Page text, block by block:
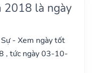
2018 là ngày
- Xem ngày tốt
, tức ngày 03-10-